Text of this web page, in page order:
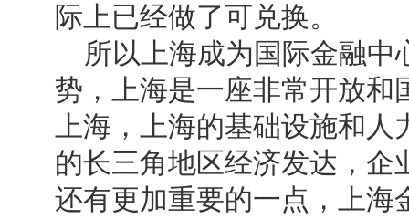
际上已经做了可兑换。
所以上海成为国际金融中
势，上海是一座非常开放和
上海，上海的基础设施和人
的长三角地区经济发达，
还有更加重要的一点，上海